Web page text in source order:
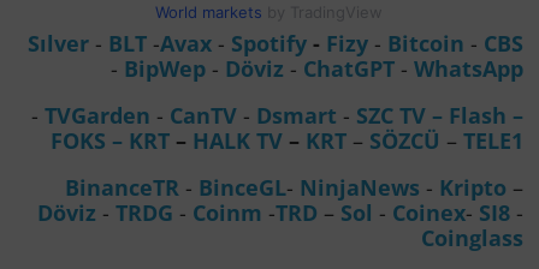
World markets
Sılver- BLT-Avax- Spotify- Fizy- Bitcoin - CBS
- BipWep- Döviz - ChatGPT- WhatsApp
- TVGarden - CanTV- Dsmart - SZC TV – Flash –
FOKS – KRT– HALK TV– KRT– SÖZCÜ – TELE1
BinanceTR- BinceGL- NinjaNews - Kripto –
Döviz - TRDG - Coinm -TRD – Sol - Coinex- SI8-
Coinglass